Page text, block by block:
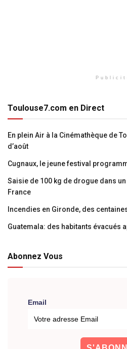
Toulouse7.com en Direct
En plein Air à la Cinémathèque de
d’août
Cugnaux, le jeune festival
Saisie de 100 kg de drogue dans
France
Incendies en Gironde, des
Guatemala: des habitants évacués
Abonnez Vous
Email